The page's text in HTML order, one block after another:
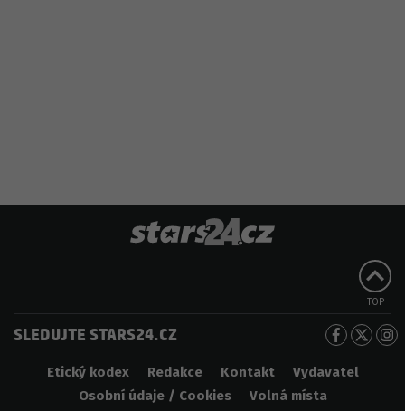
TOP
SLEDUJTE STARS24.CZ
Etický kodex Redakce Kontakt
Vydavatel
Osobní údaje / Cookies
Volná místa